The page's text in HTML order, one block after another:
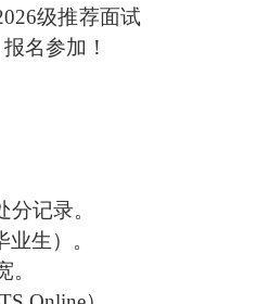
级推荐面试
名参加！
记录。
生）。